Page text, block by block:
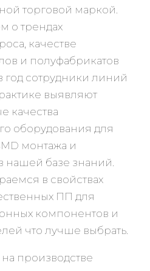
торговой маркой.
о трендах
качестве
и полуфабрикатов
год сотрудники линий
выявляют
качества
оборудования для
монтажа и
нашей базе знаний.
в свойствах
ПП для
компонентов и
что лучше выбрать.